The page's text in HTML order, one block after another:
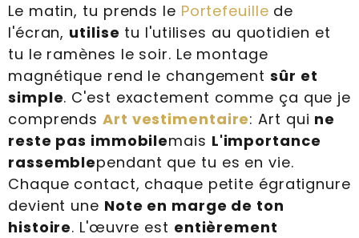
Le matin, tu prends le Portefeuille de
l'écran, utilise tu l'utilises au quotidien et
tu le ramènes le soir. Le montage
magnétique rend le changement sûr et
simple. C'est exactement comme ça que je
comprendsArt vestimentaire: Art qui ne
reste pas immobilemais L'importance
rassemblependant que tu es en vie.
Chaque contact, chaque petite égratignure
devient une Note en marge de ton
histoire. L'œuvre est entièrement